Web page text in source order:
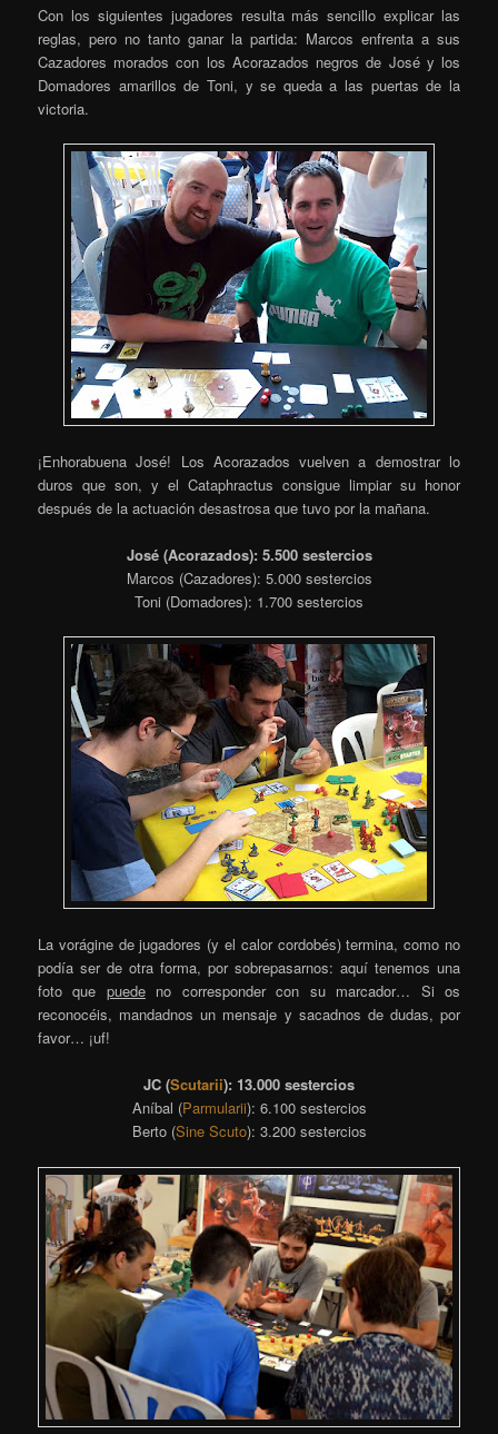
Con los siguientes jugadores resulta más sencillo explicar las
reglas, pero no tanto ganar la partida: Marcos enfrenta a sus
Cazadores morados con los Acorazados negros de José y los
Domadores amarillos de Toni, y se queda a las puertas de la
victoria.
¡Enhorabuena José! Los Acorazados vuelven a demostrar lo
duros que son, y el Cataphractus consigue limpiar su honor
después de la actuación desastrosa que tuvo por la mañana.
José (Acorazados): 5.500 sestercios
Marcos (Cazadores): 5.000 sestercios
Toni (Domadores): 1.700 sestercios
La vorágine de jugadores (y el calor cordobés) termina, como no
podía ser de otra forma, por sobrepasarnos: aquí tenemos una
foto que puedeno corresponder con su marcador… Si os
reconocéis, mandadnos un mensaje y sacadnos de dudas, por
favor… ¡uf!
JC (Scutarii): 13.000 sestercios
Aníbal (Parmularii): 6.100 sestercios
Berto (Sine Scuto): 3.200 sestercios